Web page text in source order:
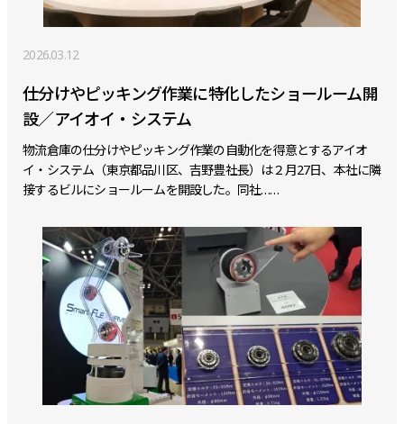
2026.03.12
仕分けやピッキング作業に特化したショールーム開
設／アイオイ・システム
物流倉庫の仕分けやピッキング作業の自動化を得意とするアイオ
イ・システム（東京都品川区、吉野豊社長）は２月27日、本社に隣
接するビルにショールームを開設した。同社……